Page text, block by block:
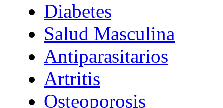
Diabetes
Salud Masculina
Antiparasitarios
Artritis
Osteoporosis